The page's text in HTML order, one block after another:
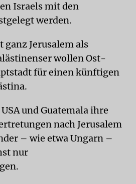
Israels mit den
werden.
ganz Jerusalem als
wollen Ost-
für einen künftigen
und Guatemala ihre
nach Jerusalem
– wie etwa Ungarn –
nur